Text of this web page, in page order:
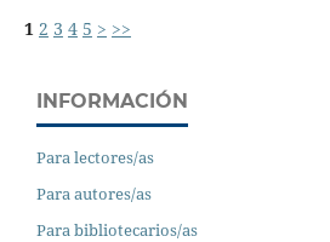
1 2 3 4 5 > >>
INFORMACIÓN
Para lectores/as
Para autores/as
Para bibliotecarios/as